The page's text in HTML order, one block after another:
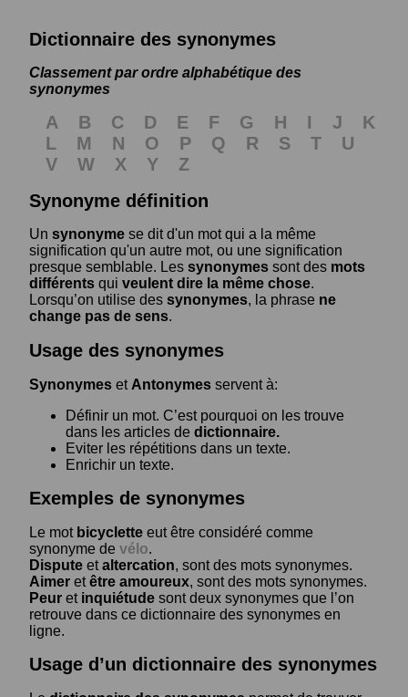
Dictionnaire des synonymes
Classement par ordre alphabétique des
synonymes
A B C D E F G H I J
K
L
M N O P Q R S T
U
V
W X Y
Z
Synonyme définition
Un synonyme se dit d'un mot qui a la même
signification qu'un autre mot, ou une signification
presque semblable. Les synonymes sont des mots
différents qui veulent dire la même chose.
Lorsqu’on utilise des synonymes, la phrase ne
change pas de sens.
Usage des synonymes
Synonymes et Antonymes servent à:
Définir un mot. C’est pourquoi on les trouve
dans les articles de dictionnaire.
Eviter les répétitions dans un texte.
Enrichir un texte.
Exemples de synonymes
Le mot bicyclette eut être considéré comme
synonyme de vélo.
Dispute etaltercation, sont des mots synonymes.
Aimer etêtre amoureux, sont des mots synonymes.
Peur et inquiétude sont deux synonymes que l’on
retrouve dans ce dictionnaire des synonymes en
ligne.
Usage d’un dictionnaire des synonymes